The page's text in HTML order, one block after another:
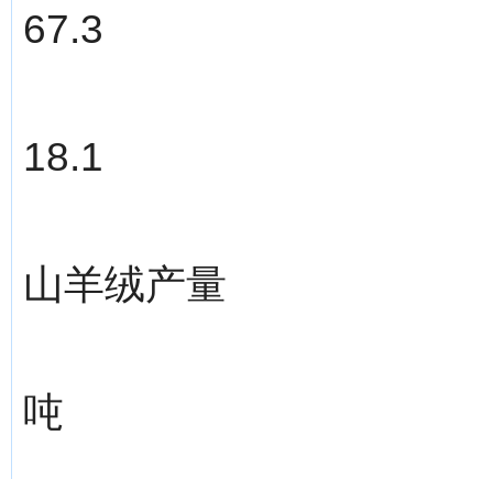
67.3
18.1
山羊绒产量
吨